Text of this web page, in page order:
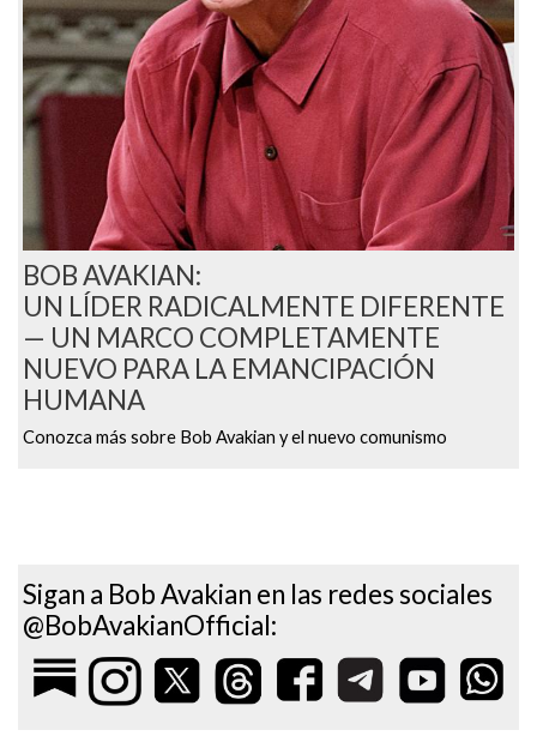
BOB AVAKIAN:
UN LÍDER RADICALMENTE DIFERENTE
— UN MARCO COMPLETAMENTE
NUEVO PARA LA EMANCIPACIÓN
HUMANA
Conozca más sobre Bob Avakian y el nuevo comunismo
Sigan a Bob Avakian en las redes sociales
@BobAvakianOfficial: